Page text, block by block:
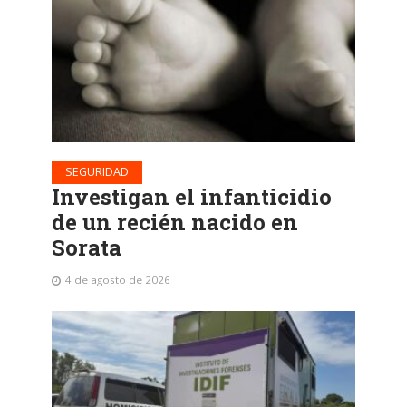
SEGURIDAD
Investigan el infanticidio
de un recién nacido en
Sorata
4 de agosto de 2026